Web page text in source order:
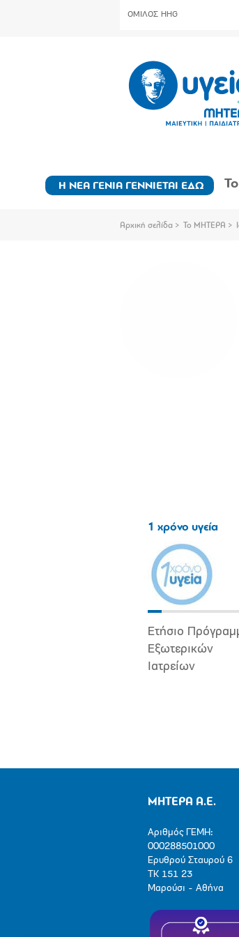
ΟΜΙΛΟΣ HHG
Η ΝΕΑ ΓΕΝΙΑ ΓΕΝΝΙΕΤΑΙ ΕΔΩ
Αρχική σελίδα Το ΜΗΤΕΡΑ
1 χρόνο υγεία
Ετήσιο
Εξωτερικών
Ιατρείων
ΜΗΤΕΡΑ Α.Ε.
Αριθμός ΓΕΜΗ:
000288501000
Ερυθρού Σταυρού 6
ΤΚ 151 23
Μαρούσι - Αθήνα